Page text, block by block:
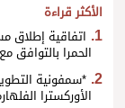
الأكثر قراءة
اتفاقية إطلاق
الحمرا بالتوافق
*سمفونية
الأوركسترا